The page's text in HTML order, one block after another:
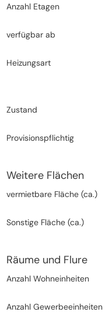
Anzahl Etagen
verfügbar ab
Heizungsart
Zustand
Provisionspflichtig
Weitere Flächen
vermietbare Fläche (ca.)
Sonstige Fläche (ca.)
Räume und Flure
Anzahl Wohneinheiten
Anzahl Gewerbeeinheiten